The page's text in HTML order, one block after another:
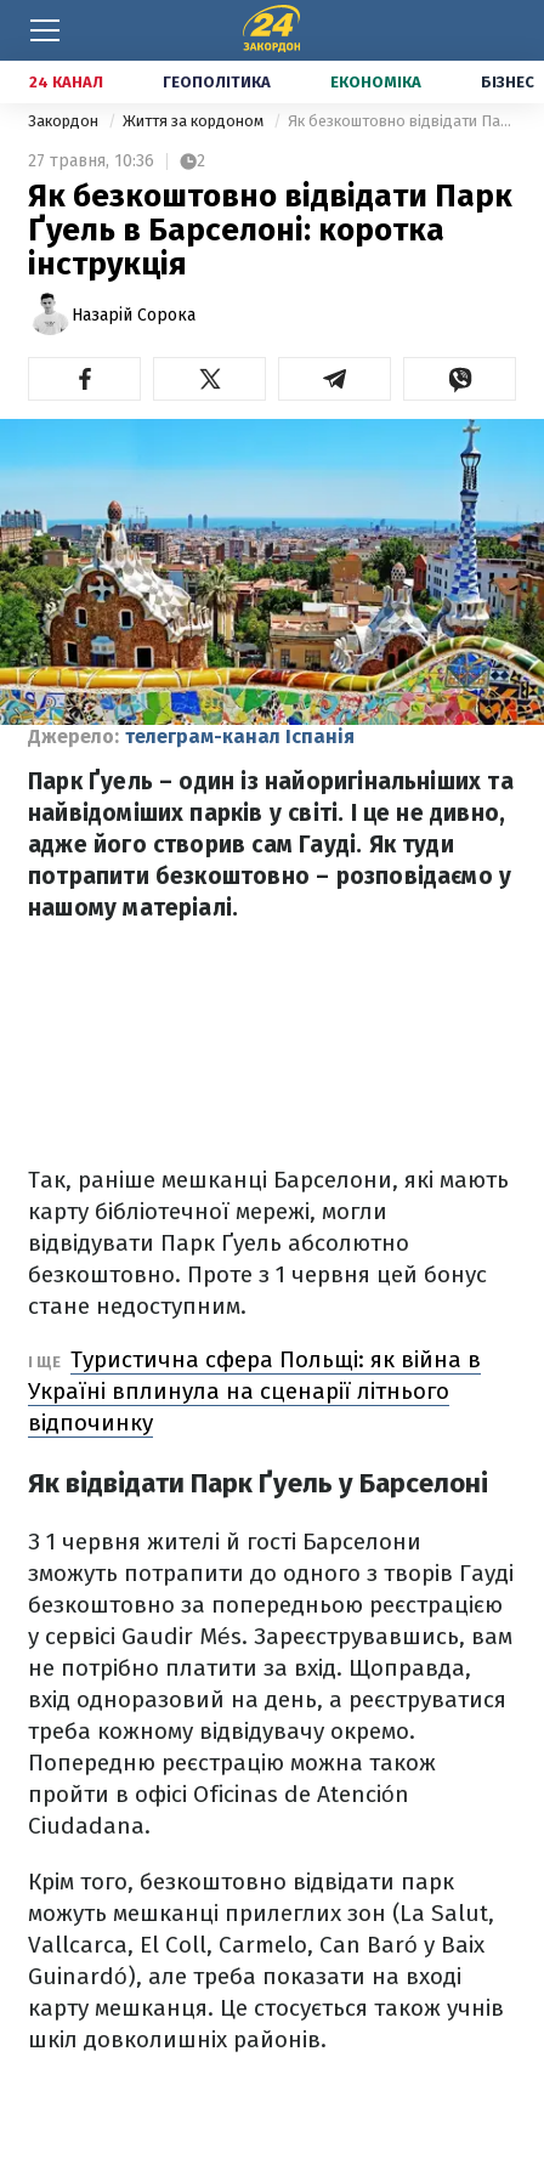
24 КАНАЛ ГЕОПОЛІТИКА ЕКОНОМІКА БІЗНЕС
Закордон Життя за кордоном Як безкоштовно відвідати Парк Ґуель в Барселоні: коротка інструкція
27 травня, 10:36 2
Як безкоштовно відвідати Парк
Ґуель в Барселоні: коротка
інструкція
Назарій Сорока
Джерело: телеграм-канал Іспанія
Парк Ґуель – один із найоригінальніших та
найвідоміших парків у світі. І це не дивно,
адже його створив сам Гауді. Як туди
потрапити безкоштовно – розповідаємо у
нашому матеріалі.
Так, раніше мешканці Барселони, які мають
карту бібліотечної мережі, могли
відвідувати Парк Ґуель абсолютно
безкоштовно. Проте з 1 червня цей бонус
стане недоступним.
І ЩЕ Туристична сфера Польщі: як війна в
Україні вплинула на сценарії літнього
відпочинку
Як відвідати Парк Ґуель у Барселоні
З 1 червня жителі й гості Барселони
зможуть потрапити до одного з творів Гауді
безкоштовно за попередньою реєстрацією
у сервісі Gaudir Més. Зареєструвавшись, вам
не потрібно платити за вхід. Щоправда,
вхід одноразовий на день, а реєструватися
треба кожному відвідувачу окремо.
Попередню реєстрацію можна також
пройти в офісі Oficinas de Atención
Ciudadana.
Крім того, безкоштовно відвідати парк
можуть мешканці прилеглих зон (La Salut,
Vallcarca, El Coll, Carmelo, Can Baró y Baix
Guinardó), але треба показати на вході
карту мешканця. Це стосується також учнів
шкіл довколишніх районів.